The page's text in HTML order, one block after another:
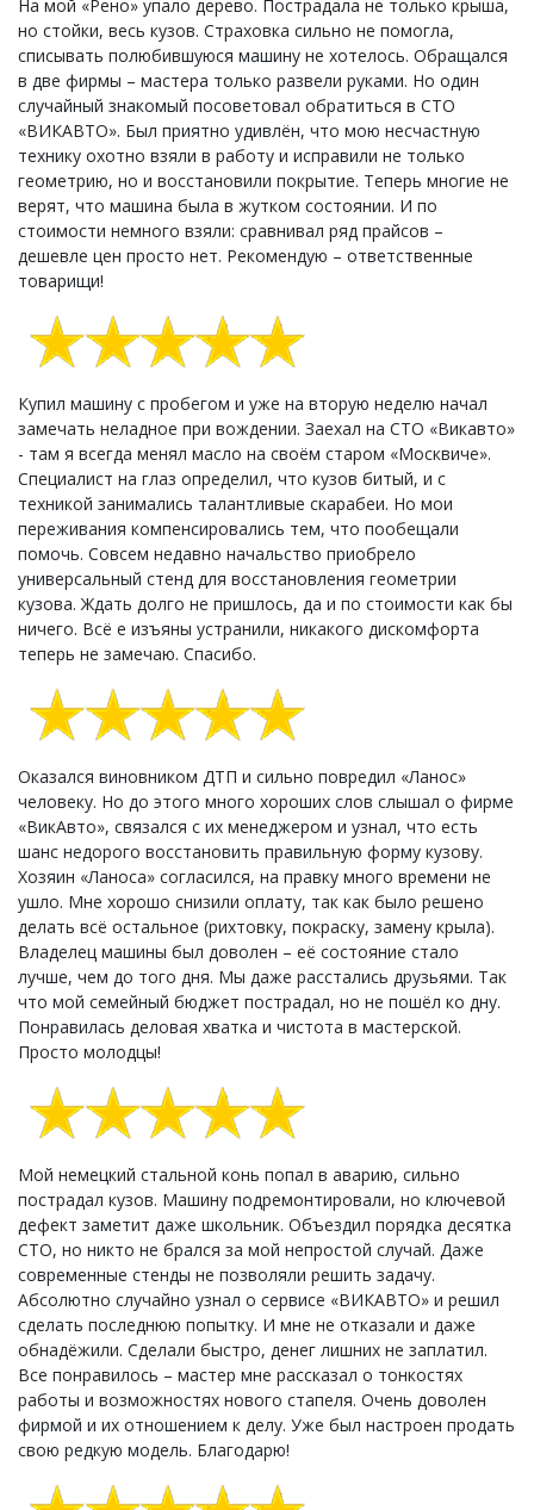
На мой «Рено» упало дерево. Пострадала не только крыша,
но стойки, весь кузов. Страховка сильно не помогла,
списывать полюбившуюся машину не хотелось. Обращался
в две фирмы – мастера только развели руками. Но один
случайный знакомый посоветовал обратиться в СТО
«ВИКАВТО». Был приятно удивлён, что мою несчастную
технику охотно взяли в работу и исправили не только
геометрию, но и восстановили покрытие. Теперь многие не
верят, что машина была в жутком состоянии. И по
стоимости немного взяли: сравнивал ряд прайсов –
дешевле цен просто нет. Рекомендую – ответственные
товарищи!
Купил машину с пробегом и уже на вторую неделю начал
замечать неладное при вождении. Заехал на СТО «Викавто»
- там я всегда менял масло на своём старом «Москвиче».
Специалист на глаз определил, что кузов битый, и с
техникой занимались талантливые скарабеи. Но мои
переживания компенсировались тем, что пообещали
помочь. Совсем недавно начальство приобрело
универсальный стенд для восстановления геометрии
кузова. Ждать долго не пришлось, да и по стоимости как бы
ничего. Всё е изъяны устранили, никакого дискомфорта
теперь не замечаю. Спасибо.
Оказался виновником ДТП и сильно повредил «Ланос»
человеку. Но до этого много хороших слов слышал о фирме
«ВикАвто», связался с их менеджером и узнал, что есть
шанс недорого восстановить правильную форму кузову.
Хозяин «Ланоса» согласился, на правку много времени не
ушло. Мне хорошо снизили оплату, так как было решено
делать всё остальное (рихтовку, покраску, замену крыла).
Владелец машины был доволен – её состояние стало
лучше, чем до того дня. Мы даже расстались друзьями. Так
что мой семейный бюджет пострадал, но не пошёл ко дну.
Понравилась деловая хватка и чистота в мастерской.
Просто молодцы!
Мой немецкий стальной конь попал в аварию, сильно
пострадал кузов. Машину подремонтировали, но ключевой
дефект заметит даже школьник. Объездил порядка десятка
СТО, но никто не брался за мой непростой случай. Даже
современные стенды не позволяли решить задачу.
Абсолютно случайно узнал о сервисе «ВИКАВТО» и решил
сделать последнюю попытку. И мне не отказали и даже
обнадёжили. Сделали быстро, денег лишних не заплатил.
Все понравилось – мастер мне рассказал о тонкостях
работы и возможностях нового стапеля. Очень доволен
фирмой и их отношением к делу. Уже был настроен продать
свою редкую модель. Благодарю!